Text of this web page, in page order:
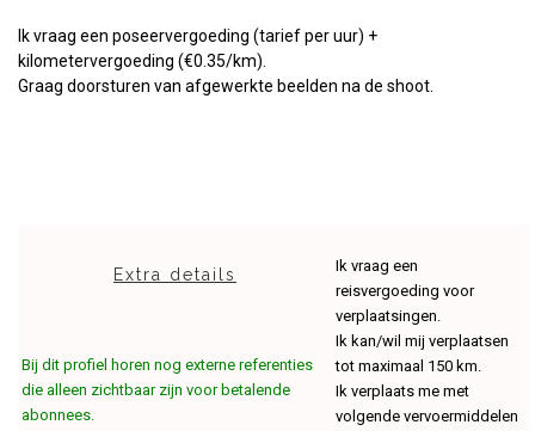
Ik vraag een poseervergoeding (tarief per uur) +
kilometervergoeding (€0.35/km).
Graag doorsturen van afgewerkte beelden na de shoot.
Extra details
Bij dit profiel horen nog externe referenties
die alleen zichtbaar zijn voor betalende
abonnees.
Ik vraag een
reisvergoeding voor
verplaatsingen.
Ik kan/wil mij verplaatsen
tot maximaal 150 km.
Ik verplaats me met
volgende vervoermiddelen